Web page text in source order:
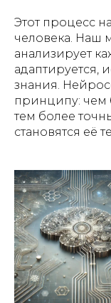
Этот процесс
человека. Наш
анализирует
адаптируется,
знания.
принципу: чем
тем более
становятся её